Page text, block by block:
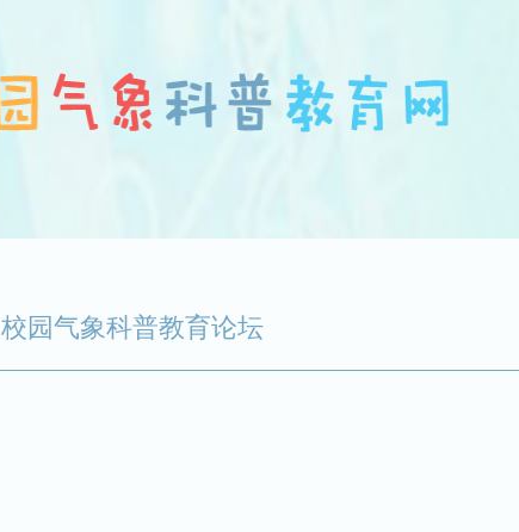
校园气象科普教育论坛